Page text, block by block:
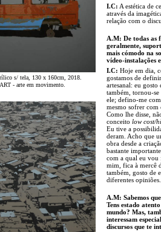
s/ tela, 130 x 160cm, 2018.
- arte em movimento.
I.C: A estética de
através da
relação com o
A.M: De todas as
geralmente,
mais cómodo na
vídeo-instalações
I.C: Hoje em dia,
gostamos de
artesanal: eu
também, tornou-se
ele; defino-me
mesmo sofrer com
Como lhe disse,
conceito low cost/
Eu tive a
deram. Acho que
obra desde a
bastante
com a qual eu vou
mim, fica à mercê
também, gosto de
diferentes opiniões.
A.M: Sabemos
Tens estado
mundo? Mas,
interessam
discursos que te